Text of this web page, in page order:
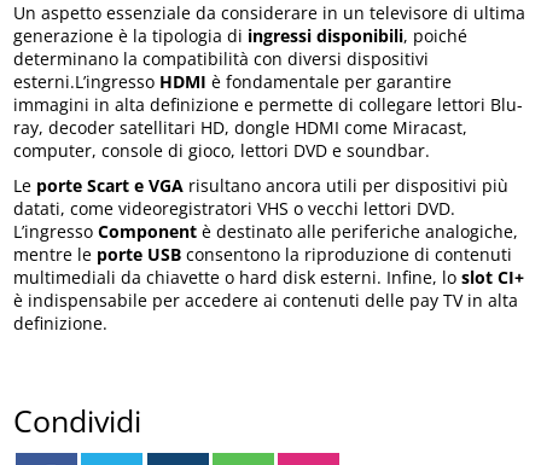
Un aspetto essenziale da considerare in un televisore di ultima
generazione è la tipologia di ingressi disponibili, poiché
determinano la compatibilità con diversi dispositivi
esterni.L’ingresso HDMI è fondamentale per garantire
immagini in alta definizione e permette di collegare lettori Blu-
ray, decoder satellitari HD, dongle HDMI come Miracast,
computer, console di gioco, lettori DVD e soundbar.
Le porte Scart e VGA risultano ancora utili per dispositivi più
datati, come videoregistratori VHS o vecchi lettori DVD.
L’ingressoComponent è destinato alle periferiche analogiche,
mentre le porte USB consentono la riproduzione di contenuti
multimediali da chiavette o hard disk esterni. Infine, lo slot CI+
è indispensabile per accedere ai contenuti delle pay TV in alta
definizione.
Condividi